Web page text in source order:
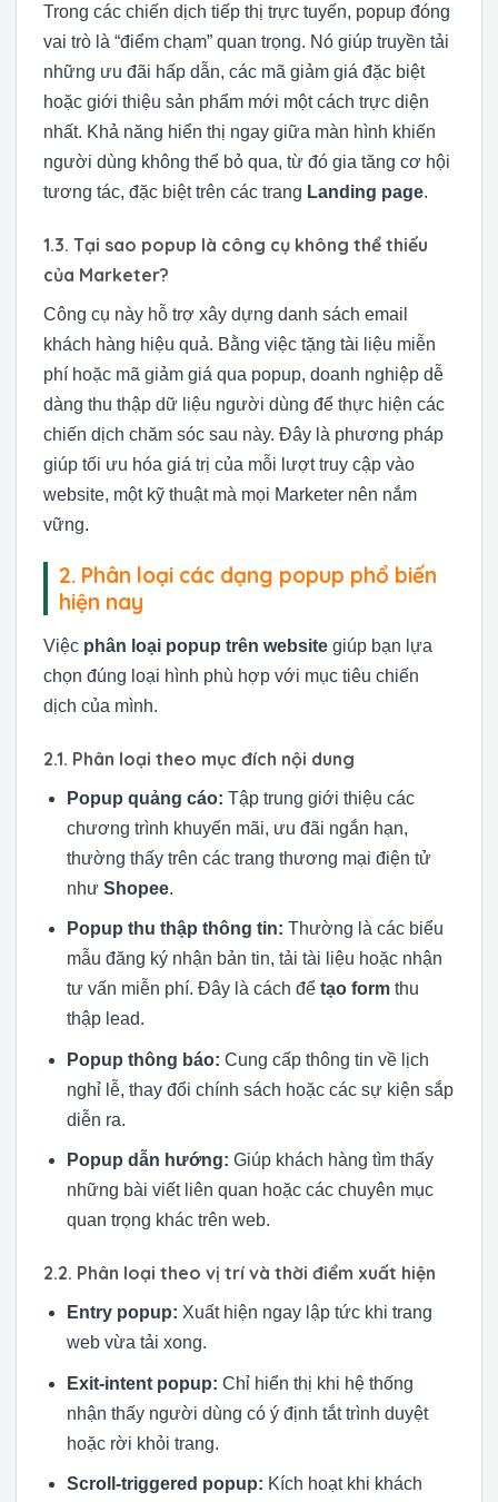
Trong các chiến dịch tiếp thị trực tuyến, popup đóng
vai trò là “điểm chạm” quan trọng. Nó giúp truyền tải
những ưu đãi hấp dẫn, các mã giảm giá đặc biệt
hoặc giới thiệu sản phẩm mới một cách trực diện
nhất. Khả năng hiển thị ngay giữa màn hình khiến
người dùng không thể bỏ qua, từ đó gia tăng cơ hội
tương tác, đặc biệt trên các trang Landing page.
1.3. Tại sao popup là công cụ không thể thiếu
của Marketer?
Công cụ này hỗ trợ xây dựng danh sách email
khách hàng hiệu quả. Bằng việc tặng tài liệu miễn
phí hoặc mã giảm giá qua popup, doanh nghiệp dễ
dàng thu thập dữ liệu người dùng để thực hiện các
chiến dịch chăm sóc sau này. Đây là phương pháp
giúp tối ưu hóa giá trị của mỗi lượt truy cập vào
website, một kỹ thuật mà mọi Marketer nên nắm
vững.
2. Phân loại các dạng popup phổ biến
hiện nay
Việc phân loại popup trên website giúp bạn lựa
chọn đúng loại hình phù hợp với mục tiêu chiến
dịch của mình.
2.1. Phân loại theo mục đích nội dung
Popup quảng cáo: Tập trung giới thiệu các
chương trình khuyến mãi, ưu đãi ngắn hạn,
thường thấy trên các trang thương mại điện tử
như Shopee.
Popup thu thập thông tin: Thường là các biểu
mẫu đăng ký nhận bản tin, tải tài liệu hoặc nhận
tư vấn miễn phí. Đây là cách để tạo formthu
thập lead.
Popup thông báo: Cung cấp thông tin về lịch
nghỉ lễ, thay đổi chính sách hoặc các sự kiện sắp
diễn ra.
Popup dẫn hướng: Giúp khách hàng tìm thấy
những bài viết liên quan hoặc các chuyên mục
quan trọng khác trên web.
2.2. Phân loại theo vị trí và thời điểm xuất hiện
Entry popup: Xuất hiện ngay lập tức khi trang
web vừa tải xong.
Exit-intent popup: Chỉ hiển thị khi hệ thống
nhận thấy người dùng có ý định tắt trình duyệt
hoặc rời khỏi trang.
Scroll-triggered popup: Kích hoạt khi khách